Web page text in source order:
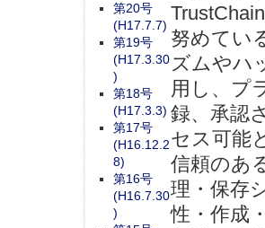
努めてい
ズムやハ
用し、プ
録、承認
セス可能
信頼のあ
理・保存
性・作成
第20号
(H17.7.7)
第19号
(H17.3.30
)
第18号
(H17.3.3)
第17号
(H16.12.2
8)
第16号
(H16.7.30
)